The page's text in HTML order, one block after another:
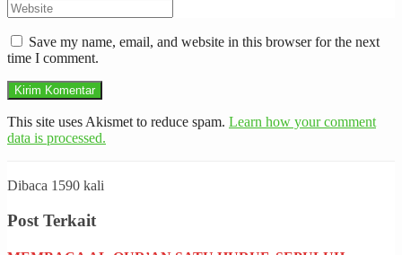
Save my name, email, and website in this browser for the next
time I comment.
This site uses Akismet to reduce spam. Learn how your comment
data is processed.
Dibaca 1590 kali
Post Terkait